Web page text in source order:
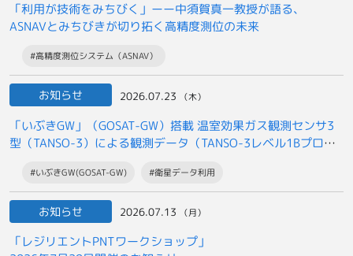
「利用が技術をみちびく」ーー中須賀真一教授が語る、
ASNAVとみちびきが切り拓く高精度測位の未来
#高精度測位システム（ASNAV）
お知らせ 2026.07.23 （木）
「いぶきGW」（GOSAT-GW）搭載 温室効果ガス観測センサ3
型（TANSO-3）による観測データ（TANSO-3レベル1Bプロダ
一般提供開始について
#いぶきGW(GOSAT-GW) #衛星データ利用
お知らせ 2026.07.13 （月）
「レジリエントPNTワークショップ」